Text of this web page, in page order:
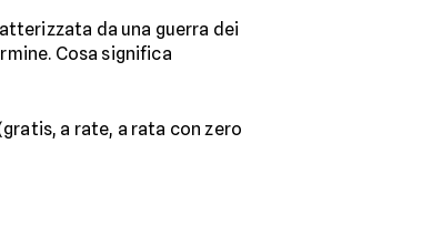
da una guerra dei
Cosa significa
a rate, a rata con zero